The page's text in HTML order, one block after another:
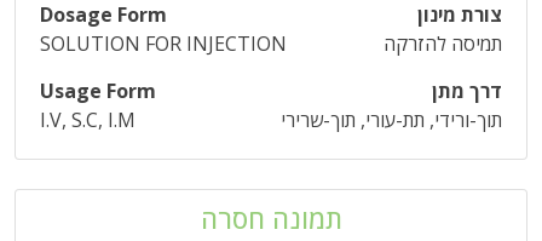
צורת מינון
Dosage Form
תמיסה להזרקה
SOLUTION FOR INJECTION
דרך מתן
Usage Form
תוך-ורידי, תת-עורי, תוך-שרירי
I.V, S.C, I.M
תמונה חסרה